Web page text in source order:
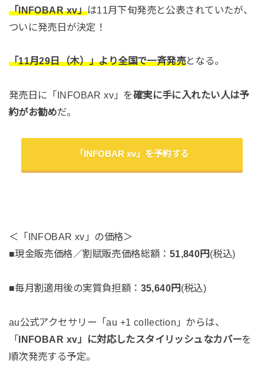
「INFOBAR xv」は11月下旬発売と公表されていたが、
ついに発売日が決定！
「11月29日（木）」より全国で一斉発売となる。
発売日に「INFOBAR xv」を確実に手に入れたい人は予
約がお勧めだ。
「INFOBAR xv」を予約する
＜「INFOBAR xv」の価格＞
■現金販売価格／割賦販売価格総額： 51,840円 (税込)
■毎月割適用後の実質負担額： 35,640円 (税込)
au公式アクセサリー「au +1 collection」からは、
「INFOBAR xv」に対応したスタイリッシュなカバーを
順次発売する予定。